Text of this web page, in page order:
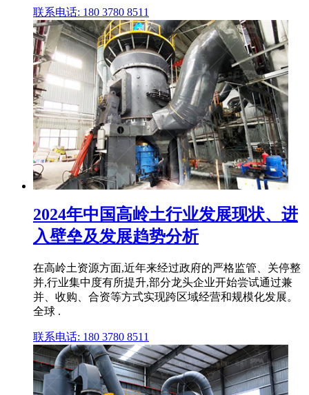
联系电话: 180 3780 8511
2024年中国高岭土行业发展现状、进
入壁垒及发展趋势分析
在高岭土资源方面,近年来经过政府的严格监管、关停整
并,行业集中度有所提升,部分龙头企业开始尝试通过兼
并、收购、合资等方式实现跨区域经营和规模化发展。
全球 .
联系电话: 180 3780 8511